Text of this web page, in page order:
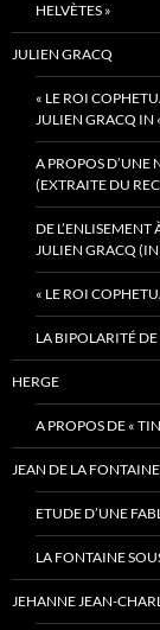
HELVÈTES »
JULIEN GRACQ
« LE ROI
JULIEN GRACQ IN
A PROPOS D’UNE
(EXTRAITE DU
DE
JULIEN GRACQ (IN
« LE ROI
LA BIPOLARITÉ DE
HERGE
A PROPOS DE «
JEAN DE LA FONTAINE
ETUDE D’UNE
LA FONTAINE
JEHANNE JEAN-